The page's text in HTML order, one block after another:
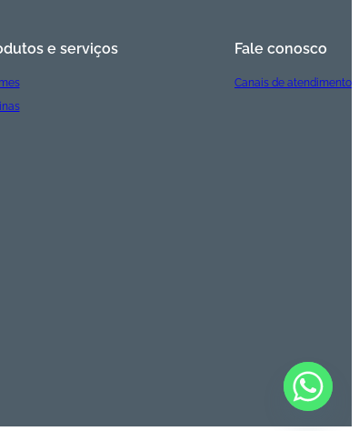
e serviços Fale conosco
Canais de atendimento